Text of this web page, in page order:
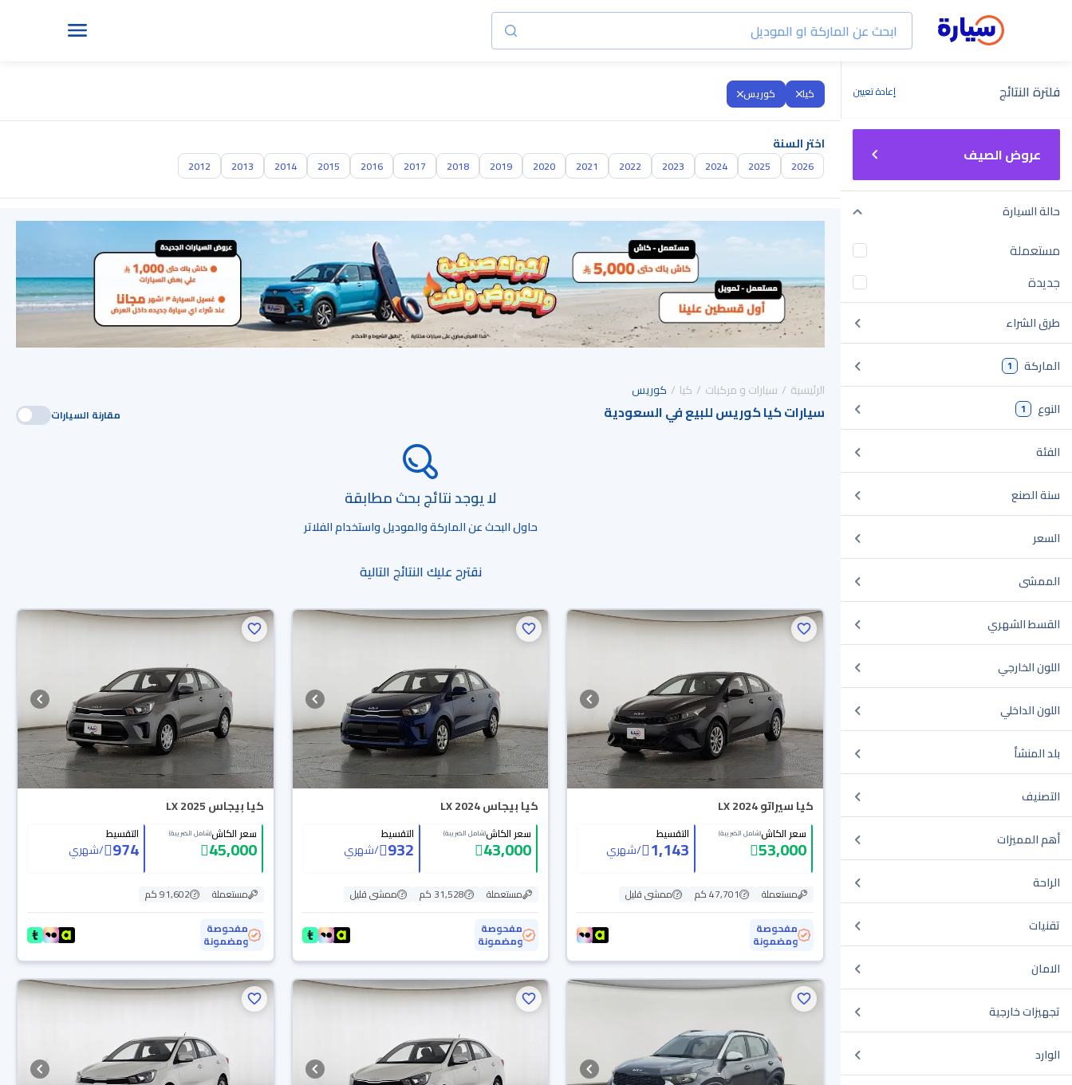
فلترة النتائج إعادة تعيين
عروض الصيف
حالة السيارة
مستعملة
جديدة
طرق الشراء
الماركة 1
النوع 1
الفئة
سنة الصنع
السعر
الممشى
القسط الشهري
اللون الخارجي
اللون الداخلي
بلد المنشأ
التصنيف
أهم المميزات
الراحة
تقنيات
الامان
تجهيزات خارجية
الوارد
كيا كوريس
اختر السنة
2026
2025
2024
2023
2022
2021
2020
2019
2018
2017
2016
2015
2014
2013
2012
الرئيسية سيارات و مركبات كيا كوريس
سيارات كيا كوريس للبيع في السعودية مقارنة السيارات
لا يوجد نتائج بحث مطابقة
حاول البحث عن الماركة والموديل واستخدام الفلاتر
نقترح عليك النتائج التالية
كيا سيراتو LX 2024
سعر الكاش(شامل الضريبة)
53,000
التقسيط
1,143
/شهري
مستعملة 47,701 كم
ممشى قليل
مفحوصة
ومضمونة
كيا بيجاس LX 2024
سعر الكاش(شامل الضريبة)
43,000
التقسيط
932
/شهري
مستعملة 31,528 كم
ممشى قليل
مفحوصة
ومضمونة
كيا بيجاس LX 2025
سعر الكاش(شامل الضريبة)
45,000
التقسيط
974
/شهري
مستعملة
91,602 كم
مفحوصة
ومضمونة